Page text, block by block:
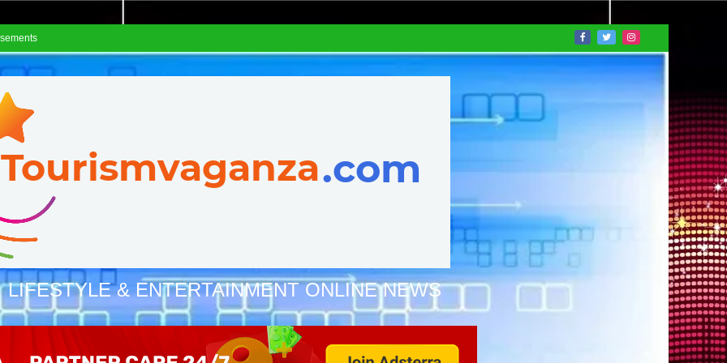
LIFESTYLE & ENTERTAINMENT ONLINE NEWS